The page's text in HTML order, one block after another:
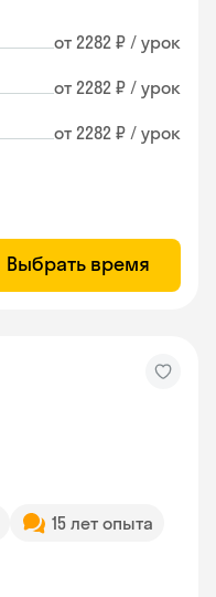
от 2282 ₽ / урок
от 2282 ₽ / урок
от 2282 ₽ / урок
Выбрать время
15 лет опыта